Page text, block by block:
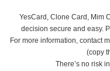
YesCard, Clone Card, Mim
decision secure and easy.
For more information, contact
(copy
There’s no risk